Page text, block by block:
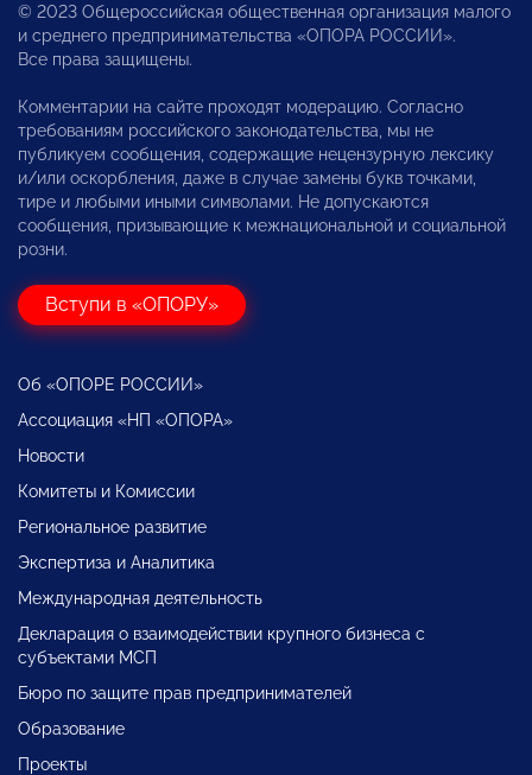
© 2023 Общероссийская общественная организация малого
и среднего предпринимательства «ОПОРА РОССИИ».
Все права защищены.
Комментарии на сайте проходят модерацию. Согласно
требованиям российского законодательства, мы не
публикуем сообщения, содержащие нецензурную лексику
и/или оскорбления, даже в случае замены букв точками,
тире и любыми иными символами. Не допускаются
сообщения, призывающие к межнациональной и социальной
розни.
Вступи в «ОПОРУ»
Об «ОПОРЕ РОССИИ»
Ассоциация «НП «ОПОРА»
Новости
Комитеты и Комиссии
Региональное развитие
Экспертиза и Аналитика
Международная деятельность
Декларация о взаимодействии крупного бизнеса с
субъектами МСП
Бюро по защите прав предпринимателей
Образование
Проекты